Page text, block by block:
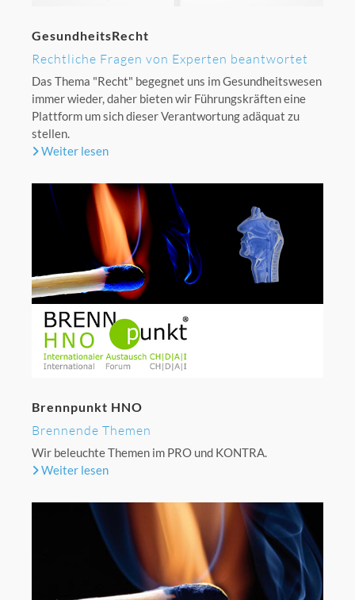
GesundheitsRecht
Rechtliche Fragen von Experten beantwortet
Das Thema "Recht" begegnet uns im Gesundheitswesen
immer wieder, daher bieten wir Führungskräften eine
Plattform um sich dieser Verantwortung adäquat zu
stellen.
Weiter lesen
Brennpunkt HNO
Brennende Themen
Wir beleuchte Themen im PRO und KONTRA.
Weiter lesen